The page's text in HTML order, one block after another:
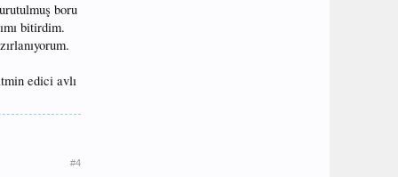
boru
bitirdim.
edici avlı
#4